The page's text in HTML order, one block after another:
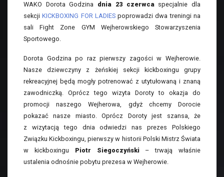
WAKO Dorota Godzina dnia 23 czerwcaspecjalnie dla
sekcjiKICKBOXING FOR LADIESpoprowadzi dwa treningi na
sali Fight Zone GYM Wejherowskiego Stowarzyszenia
Sportowego.
Dorota Godzina po raz pierwszy zagości w Wejherowie.
Nasze dziewczyny z żeńskiej sekcji kickboxingu grupy
rekreacyjnej będą mogły potrenować z utytułowaną i znaną
zawodniczką. Oprócz tego wizyta Doroty to okazja do
promocji naszego Wejherowa, gdyż chcemy Dorocie
pokazać nasze miasto. Oprócz Doroty jest szansa, że
z wizytacją tego dnia odwiedzi nas prezes Polskiego
Związku Kickboxingu, pierwszy w historii Polski Mistrz Świata
w kickboxingu Piotr Siegoczyński– trwają właśnie
ustalenia odnośnie pobytu prezesa w Wejherowie.